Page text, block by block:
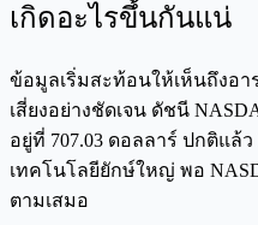
เกิดอะไรขึ้นกันแน่
ข้อมูลเริ่มสะท้อนให้เห็นถึงอ
เสี่ยงอย่างชัดเจน ดัชนี
อยู่ที่ 707.03 ดอลลาร์ ปกติแล้
เทคโนโลยียักษ์ใหญ่ พอ
ตามเสมอ